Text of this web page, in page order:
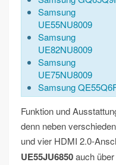
Samsung
UE55NU8009
Samsung
UE82NU8009
Samsung
UE75NU8009
Samsung
Funktion und
denn neben
und vier HDMI 2.0-
UE55JU6850auch